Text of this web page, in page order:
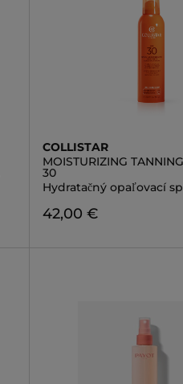
COLLISTAR
MOISTURIZING
30
Hydratačný opaľovací
42,00 €